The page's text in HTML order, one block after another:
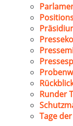
Runder
Tage